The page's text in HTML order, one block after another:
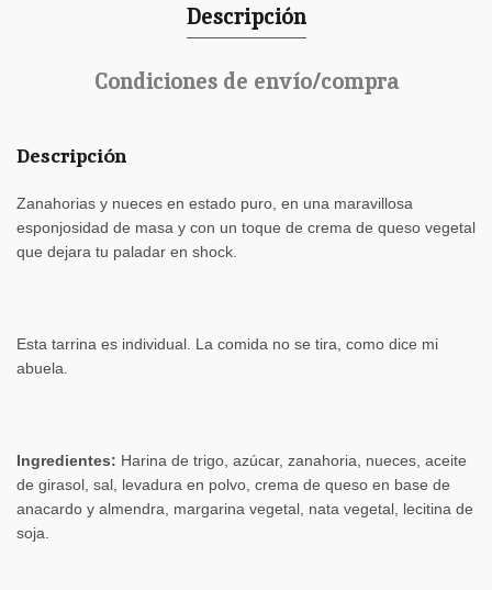
Descripción
Condiciones de envío/compra
Descripción
Zanahorias y nueces en estado puro, en una maravillosa
esponjosidad de masa y con un toque de crema de queso vegetal
que dejara tu paladar en shock.
Esta tarrina es individual. La comida no se tira, como dice mi
abuela.
Ingredientes: Harina de trigo, azúcar, zanahoria, nueces, aceite
de girasol, sal, levadura en polvo, crema de queso en base de
anacardo y almendra, margarina vegetal, nata vegetal, lecitina de
soja.